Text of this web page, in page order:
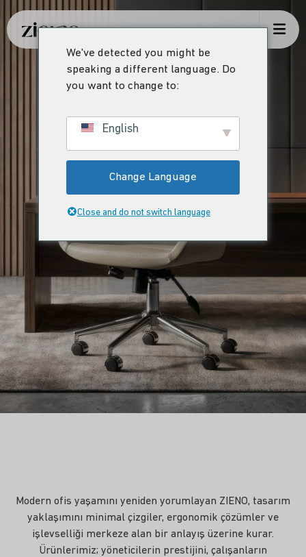
Modern ofis yaşamını yeniden yorumlayan ZIENO, tasarım
yaklaşımını minimal çizgiler, ergonomik çözümler ve
işlevselliği merkeze alan bir anlayış üzerine kurar.
Ürünlerimiz; yöneticilerin prestijini, çalışanların
We've detected you might be
speaking a different language. Do
you want to change to:
English
Change Language
Close and do not switch language